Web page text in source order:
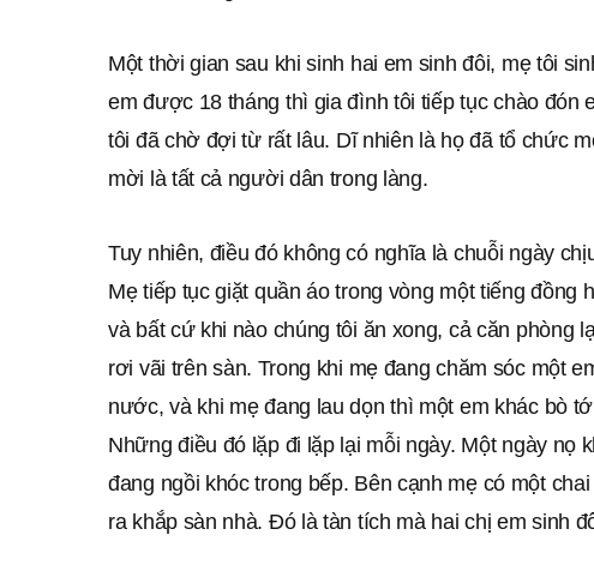
Một thời gian sau khi sinh hai em sinh đôi, mẹ tôi
em được 18 tháng thì gia đình tôi tiếp tục chào đón
tôi đã chờ đợi từ rất lâu. Dĩ nhiên là họ đã tổ chức
mời là tất cả người dân trong làng.
Tuy nhiên, điều đó không có nghĩa là chuỗi ngày
Mẹ tiếp tục giặt quần áo trong vòng một tiếng đồng
và bất cứ khi nào chúng tôi ăn xong, cả căn phòng
rơi vãi trên sàn. Trong khi mẹ đang chăm sóc một
nước, và khi mẹ đang lau dọn thì một em khác bò
Những điều đó lặp đi lặp lại mỗi ngày. Một ngày nọ
đang ngồi khóc trong bếp. Bên cạnh mẹ có một
ra khắp sàn nhà. Đó là tàn tích mà hai chị em sinh